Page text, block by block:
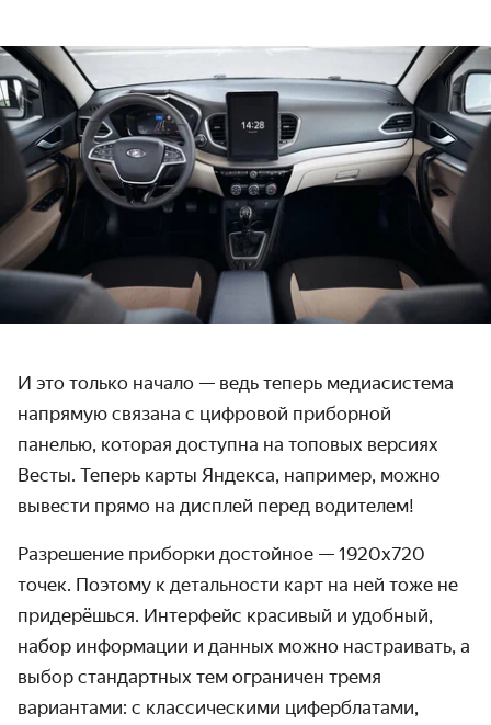
И это только начало — ведь теперь медиасистема
напрямую связана с цифровой приборной
панелью, которая доступна на топовых версиях
Весты. Теперь карты Яндекса, например, можно
вывести прямо на дисплей перед водителем!
Разрешение приборки достойное — 1920х720
точек. Поэтому к детальности карт на ней тоже не
придерёшься. Интерфейс красивый и удобный,
набор информации и данных можно настраивать, а
выбор стандартных тем ограничен тремя
вариантами: с классическими циферблатами,